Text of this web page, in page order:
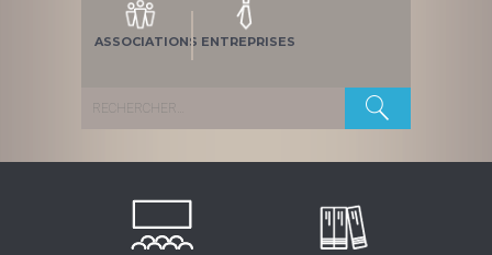
ASSOCIATIONS ENTREPRISES
Rechercher :